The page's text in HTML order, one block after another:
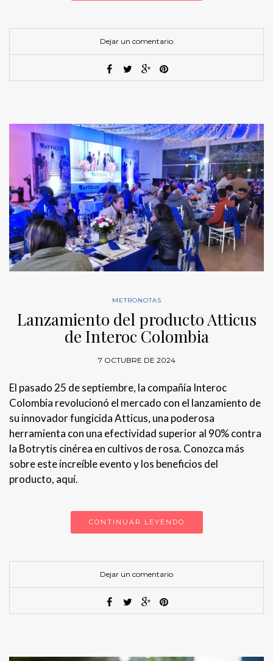
Dejar un comentario
METRONOTAS
Lanzamiento del producto Atticus
de Interoc Colombia
7 OCTUBRE DE 2024
El pasado 25 de septiembre, la compañía Interoc
Colombia revolucionó el mercado con el lanzamiento de
su innovador fungicida Atticus, una poderosa
herramienta con una efectividad superior al 90% contra
la Botrytis cinérea en cultivos de rosa. Conozca más
sobre este increíble evento y los beneficios del
producto, aquí.
CONTINUAR LEYENDO
Dejar un comentario